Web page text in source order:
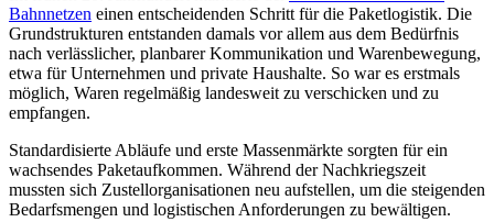
Bahnnetzen einen entscheidenden Schritt für die Paketlogistik. Die
Grundstrukturen entstanden damals vor allem aus dem Bedürfnis
nach verlässlicher, planbarer Kommunikation und Warenbewegung,
etwa für Unternehmen und private Haushalte. So war es erstmals
möglich, Waren regelmäßig landesweit zu verschicken und zu
empfangen.
Standardisierte Abläufe und erste Massenmärkte sorgten für ein
wachsendes Paketaufkommen. Während der Nachkriegszeit
mussten sich Zustellorganisationen neu aufstellen, um die steigenden
Bedarfsmengen und logistischen Anforderungen zu bewältigen.